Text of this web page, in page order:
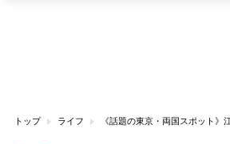
トップ ライフ